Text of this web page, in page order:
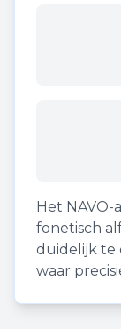
Het NAVO-
fonetisch
duidelijk te
waar